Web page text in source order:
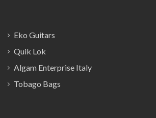
Eko Guitars
Quik Lok
Algam Enterprise Italy
Tobago Bags